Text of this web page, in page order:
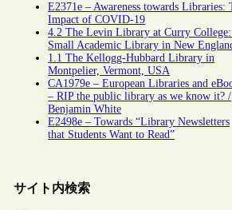
E2371e – Awareness towards Libraries:
Impact of COVID-19
4.2 The Levin Library at Curry
Small Academic Library in New
1.1 The Kellogg-Hubbard Library in
Montpelier, Vermont, USA
CA1979e – European Libraries and
– RIP the public library as we know it? /
Benjamin White
E2498e – Towards “Library Newsletters
that Students Want to Read”
サイト内検索